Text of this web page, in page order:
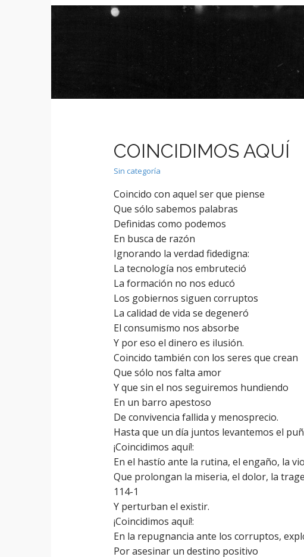
m
u
o
n
n
COINCIDIMOS AQUÍ
Sin categoría
Coincido con aquel ser que piense
Que sólo sabemos palabras
Definidas como podemos
En busca de razón
Ignorando la verdad fidedigna:
La tecnología nos embruteció
La formación no nos educó
Los gobiernos siguen corruptos
La calidad de vida se degeneró
El consumismo nos absorbe
Y por eso el dinero es ilusión.
Coincido también con los seres que crean
Que sólo nos falta amor
Y que sin el nos seguiremos hundiendo
En un barro apestoso
De convivencia fallida y menosprecio.
Hasta que un día juntos levantemos el
¡Coincidimos aquí!:
En el hastío ante la rutina, el engaño, la
Que prolongan la miseria, el dolor, la
114-1
Y perturban el existir.
¡Coincidimos aquí!:
En la repugnancia ante los corruptos,
Por asesinar un destino positivo